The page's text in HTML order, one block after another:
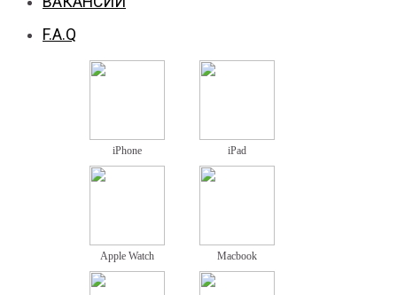
F.A.Q
iPhone iPad
Apple Watch Macbook